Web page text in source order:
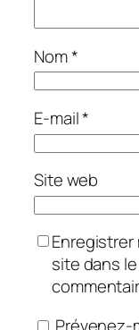
Nom*
E-mail*
Site web
Enregistrer
site dans
Prévenez-